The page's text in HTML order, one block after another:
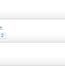
2